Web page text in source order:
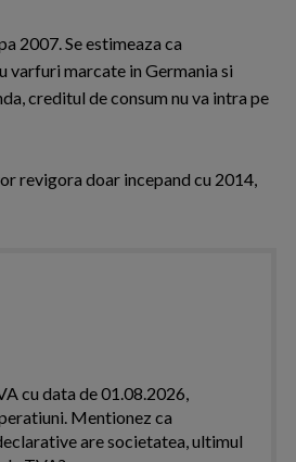
2007. Se estimeaza ca
varfuri marcate in Germania si
creditul de consum nu va intra pe
revigora doar incepand cu 2014,
cu data de 01.08.2026,
Mentionez ca
are societatea, ultimul